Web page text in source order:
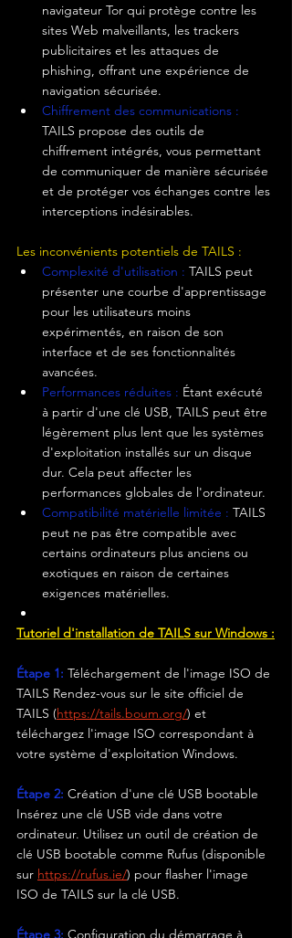
navigateur Tor qui protège contre les
sites Web malveillants, les trackers
publicitaires et les attaques de
phishing, offrant une expérience de
navigation sécurisée.
Chiffrement des communications :
TAILS propose des outils de
chiffrement intégrés, vous permettant
de communiquer de manière sécurisée
et de protéger vos échanges contre les
interceptions indésirables.
Les inconvénients potentiels de TAILS :
Complexité d'utilisation : TAILS peut
présenter une courbe d'apprentissage
pour les utilisateurs moins
expérimentés, en raison de son
interface et de ses fonctionnalités
avancées.
Performances réduites : Étant exécuté
à partir d'une clé USB, TAILS peut être
légèrement plus lent que les systèmes
d'exploitation installés sur un disque
dur. Cela peut affecter les
performances globales de l'ordinateur.
Compatibilité matérielle limitée : TAILS
peut ne pas être compatible avec
certains ordinateurs plus anciens ou
exotiques en raison de certaines
exigences matérielles.
Tutoriel d'installation de TAILS sur Windows :
Étape 1: Téléchargement de l'image ISO de
TAILS Rendez-vous sur le site officiel de
TAILS (https://tails.boum.org/) et
téléchargez l'image ISO correspondant à
votre système d'exploitation Windows.
Étape 2: Création d'une clé USB bootable
Insérez une clé USB vide dans votre
ordinateur. Utilisez un outil de création de
clé USB bootable comme Rufus (disponible
sur https://rufus.ie/) pour flasher l'image
ISO de TAILS sur la clé USB.
Étape 3: Configuration du démarrage à